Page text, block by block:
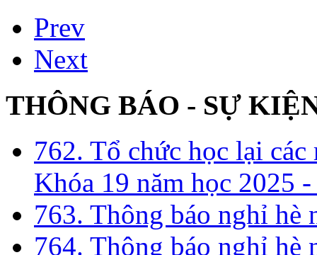
Prev
Next
THÔNG BÁO - SỰ
762. Tổ chức học lại
Khóa 19 năm học 2025
763. Thông báo nghỉ hè
764. Thông báo nghỉ hè